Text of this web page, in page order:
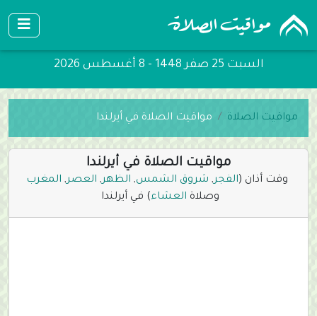
السبت 25 صفر 1448 - 8 أغسطس 2026
مواقيت الصلاة مواقيت الصلاة في أيرلندا
مواقيت الصلاة في أيرلندا
وقت أذان (الفجر, شروق الشمس, الظهر, العصر, المغرب
وصلاة العشاء) في أيرلندا